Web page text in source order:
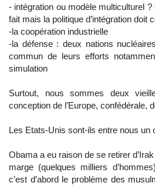
- intégration ou modèle multiculturel
fait mais la politique d’intégration doit
-la coopération industrielle
-la défense : deux nations
commun de leurs efforts
simulation
Surtout, nous sommes deux
conception de l’Europe, confédérale,
Les Etats-Unis sont-ils entre nous un
Obama a eu raison de se retirer
marge (quelques milliers
c’est d’abord le problème des